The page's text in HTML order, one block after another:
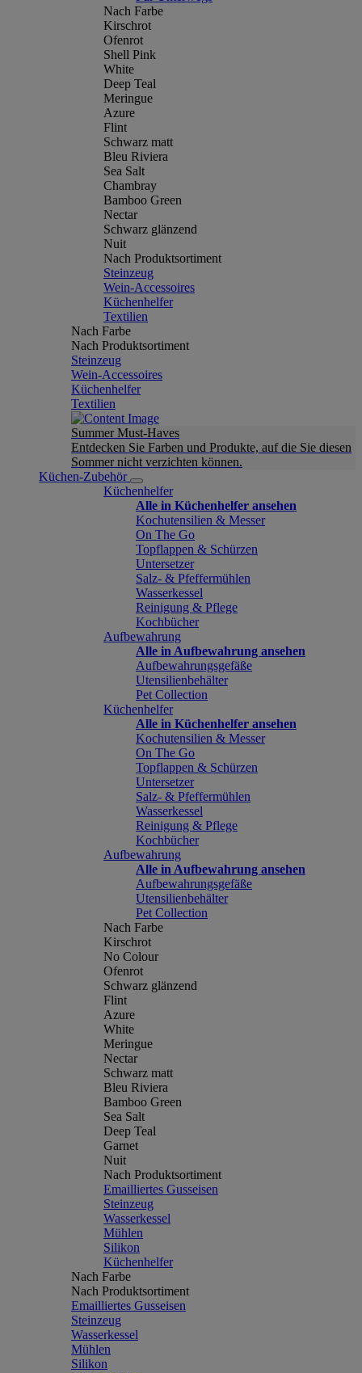
Nach Farbe
Kirschrot
Ofenrot
Shell Pink
White
Deep Teal
Meringue
Azure
Flint
Schwarz matt
Bleu Riviera
Sea Salt
Chambray
Bamboo Green
Nectar
Schwarz glänzend
Nuit
Nach Produktsortiment
Steinzeug
Wein-Accessoires
Küchenhelfer
Textilien
Nach Farbe
Nach Produktsortiment
Steinzeug
Wein-Accessoires
Küchenhelfer
Textilien
Summer Must-Haves
Entdecken Sie Farben und Produkte, auf die Sie diesen
Sommer nicht verzichten können.
Küchen-Zubehör
Küchenhelfer
Alle in Küchenhelfer ansehen
Kochutensilien & Messer
On The Go
Topflappen & Schürzen
Untersetzer
Salz- & Pfeffermühlen
Wasserkessel
Reinigung & Pflege
Kochbücher
Aufbewahrung
Alle in Aufbewahrung ansehen
Aufbewahrungsgefäße
Utensilienbehälter
Pet Collection
Küchenhelfer
Alle in Küchenhelfer ansehen
Kochutensilien & Messer
On The Go
Topflappen & Schürzen
Untersetzer
Salz- & Pfeffermühlen
Wasserkessel
Reinigung & Pflege
Kochbücher
Aufbewahrung
Alle in Aufbewahrung ansehen
Aufbewahrungsgefäße
Utensilienbehälter
Pet Collection
Nach Farbe
Kirschrot
No Colour
Ofenrot
Schwarz glänzend
Flint
Azure
White
Meringue
Nectar
Schwarz matt
Bleu Riviera
Bamboo Green
Sea Salt
Deep Teal
Garnet
Nuit
Nach Produktsortiment
Emailliertes Gusseisen
Steinzeug
Wasserkessel
Mühlen
Silikon
Küchenhelfer
Nach Farbe
Nach Produktsortiment
Emailliertes Gusseisen
Steinzeug
Wasserkessel
Mühlen
Silikon